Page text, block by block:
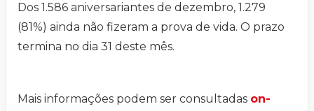
Dos 1.586 aniversariantes de dezembro, 1.279
(81%) ainda não fizeram a prova de vida. O prazo
termina no dia 31 deste mês.
Mais informações podem ser consultadas on-